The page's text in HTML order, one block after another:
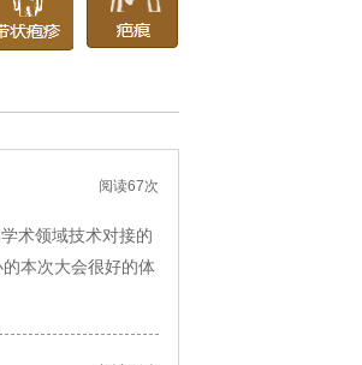
阅读67次
术领域技术对接的
本次大会很好的体